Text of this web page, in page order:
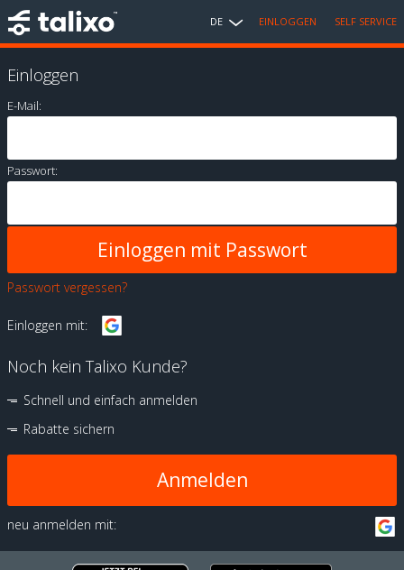
DE EINLOGGEN SELF SERVICE
Einloggen
E-Mail:
Passwort:
Passwort vergessen?
Einloggen mit:
Noch kein Talixo Kunde?
Schnell und einfach anmelden
Rabatte sichern
Anmelden
neu anmelden mit: